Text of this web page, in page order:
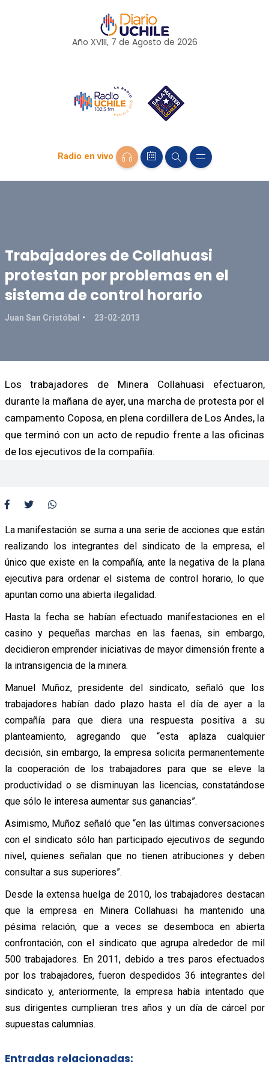
Año XVIII, 7 de Agosto de 2026
Radio en vivo
Trabajadores de Collahuasi
protestan por problemas en el
sistema de control horario
Juan San Cristóbal 23-02-2013
Los trabajadores de Minera Collahuasi efectuaron,
durante la mañana de ayer, una marcha de protesta por el
campamento Coposa, en plena cordillera de Los Andes, la
que terminó con un acto de repudio frente a las oficinas
de los ejecutivos de la compañía.
La manifestación se suma a una serie de acciones que están
realizando los integrantes del sindicato de la empresa, el
único que existe en la compañía, ante la negativa de la plana
ejecutiva para ordenar el sistema de control horario, lo que
apuntan como una abierta ilegalidad.
Hasta la fecha se habían efectuado manifestaciones en el
casino y pequeñas marchas en las faenas, sin embargo,
decidieron emprender iniciativas de mayor dimensión frente a
la intransigencia de la minera.
Manuel Muñoz, presidente del sindicato, señaló que los
trabajadores habían dado plazo hasta el día de ayer a la
compañía para que diera una respuesta positiva a su
planteamiento, agregando que “esta aplaza cualquier
decisión, sin embargo, la empresa solicita permanentemente
la cooperación de los trabajadores para que se eleve la
productividad o se disminuyan las licencias, constatándose
que sólo le interesa aumentar sus ganancias”.
Asimismo, Muñoz señaló que “en las últimas conversaciones
con el sindicato sólo han participado ejecutivos de segundo
nivel, quienes señalan que no tienen atribuciones y deben
consultar a sus superiores”.
Desde la extensa huelga de 2010, los trabajadores destacan
que la empresa en Minera Collahuasi ha mantenido una
pésima relación, que a veces se desemboca en abierta
confrontación, con el sindicato que agrupa alrededor de mil
500 trabajadores. En 2011, debido a tres paros efectuados
por los trabajadores, fueron despedidos 36 integrantes del
sindicato y, anteriormente, la empresa había intentado que
sus dirigentes cumplieran tres años y un día de cárcel por
supuestas calumnias.
Entradas relacionadas: